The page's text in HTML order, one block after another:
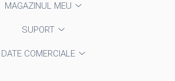
MAGAZINUL MEU
SUPORT
DATE COMERCIALE